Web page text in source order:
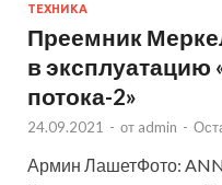
ТЕХНИКА
Преемник
в эксплуатацию
потока-2»
24.09.2021 - от admin -
Армин ЛашетФото: